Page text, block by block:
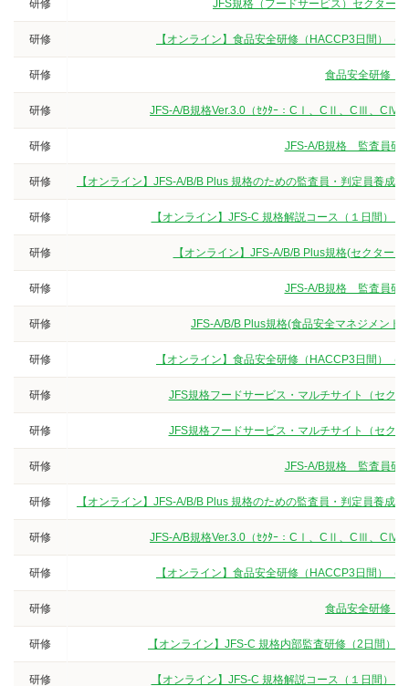
研修 JFS規格（フードサービス）セクター
研修 【オンライン】食品安全研修（HACCP3日間）
研修 食品安全研修（
研修 JFS-A/B規格Ver.3.0（ｾｸﾀｰ：CⅠ、CⅡ、CⅢ、CⅣ/K
研修 JFS-A/B規格 監査員研
研修 【オンライン】JFS-A/B/B Plus 規格のための監査員・判定員養
研修 【オンライン】JFS-C 規格解説コース（１日間）
研修 【オンライン】JFS-A/B/B Plus規格(セクタ
研修 JFS-A/B規格 監査員研
研修 JFS-A/B/B Plus規格(食品安全マネジメント
研修 【オンライン】食品安全研修（HACCP3日間）
研修 JFS規格フードサービス・マルチサイト（セク
研修 JFS規格フードサービス・マルチサイト（セク
研修 JFS-A/B規格 監査員研
研修 【オンライン】JFS-A/B/B Plus 規格のための監査員・判定員養
研修 JFS-A/B規格Ver.3.0（ｾｸﾀｰ：CⅠ、CⅡ、CⅢ、CⅣ/K
研修 【オンライン】食品安全研修（HACCP3日間）
研修 食品安全研修（
研修 【オンライン】JFS-C 規格内部監査研修（2日間）
研修 【オンライン】JFS-C 規格解説コース（１日間）